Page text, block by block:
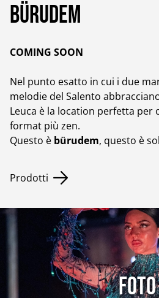
bürudem
COMING SOON
Nel punto esatto in cui i due
melodie del Salento
Leuca è la location perfetta per
format più zen.
Questo è bürudem, questo è
Prodotti
Foto